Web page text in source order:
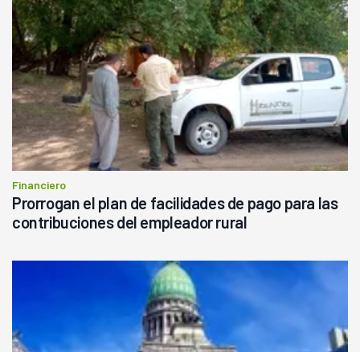
Financiero
Prorrogan el plan de facilidades de pago para las
contribuciones del empleador rural